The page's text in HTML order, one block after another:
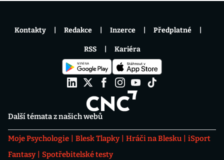
Další témata z našich webů
Moje Psychologie Blesk Tlapky Hráči na Blesku
iSport
Fantasy
Spotřebitelské testy
Kontakty Redakce Inzerce Předplatné
RSS Kariéra